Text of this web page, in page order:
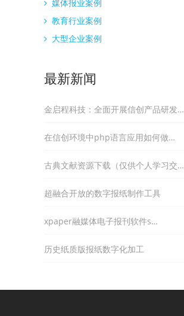
媒体报业案例
教育行业案例
大型企业案例
最新新闻
金启程科技：全面开展信创产品研发…
在信创环境中php语言应用如何做…
古典文献资源下载（仅供个人学习交…
超融合开放的数字报纸制作工具
xpaper融媒体电子报刊软件s…
历史纸质版报纸数字化加工